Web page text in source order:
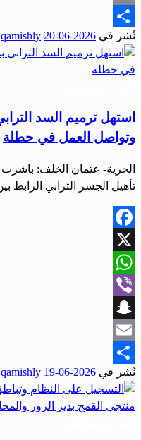
Email
Share
نُشر في 2026-06-20
qamishly
استهل ترميم السد
وتواصل العمل في حطلة
الحرية- عثمان الخلف: باشرت
تأهيل الجسر الترابي الرابط
Facebook
X
WhatsApp
Viber
Snapchat
Email
Share
نُشر في 2026-06-19
qamishly